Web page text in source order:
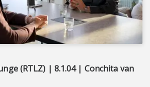
(RTLZ) | 8.1.04 | Conchita van